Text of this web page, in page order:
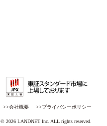
>>会社概要 >>プライバシーポリシー
© 2026 LANDNET Inc. ALL rights reserved.